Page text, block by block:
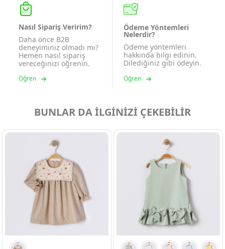
Nasıl Sipariş Veririm?
Daha önce B2B
deneyiminiz olmadı mı?
Hemen nasıl sipariş
vereceğinizi öğrenin.
Öğren
Ödeme Yöntemleri
Nelerdir?
Ödeme yöntemleri
hakkında bilgi edinin.
Dilediğiniz gibi ödeyin.
Öğren
BUNLAR DA İLGİNİZİ ÇEKEBİLİR